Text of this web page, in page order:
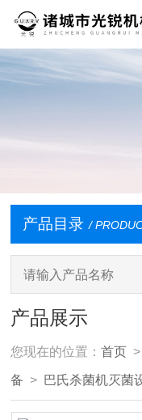
产品目录 /
产品展示
您现在的位置：首页 >
备 > 巴氏杀菌机灭菌